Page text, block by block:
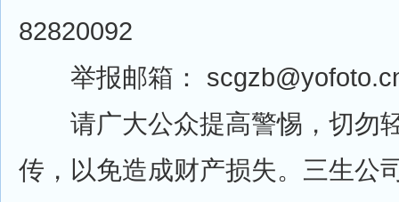
82820092
举报邮箱：
请广大公众提高警惕，切勿
传，以免造成财产损失。三生公